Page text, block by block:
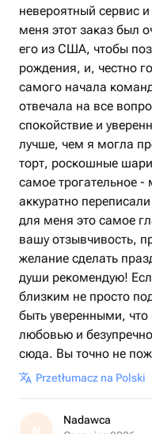
невероятный сервис
меня этот заказ был
его из США, чтобы
рождения, и, честно
самого начала
отвечала на все
спокойствие и
лучше, чем я могла
торт, роскошные
самое трогательное
аккуратно
для меня это самое
вашу отзывчивость,
желание сделать
души рекомендую!
близким не просто
быть уверенными, что
любовью и
сюда. Вы точно не
Przetłumacz na Polski
N
Nadawca